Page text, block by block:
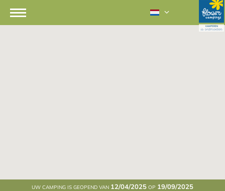
UW CAMPING IS GEOPEND VAN 12/04/2025 OP 19/09/2025